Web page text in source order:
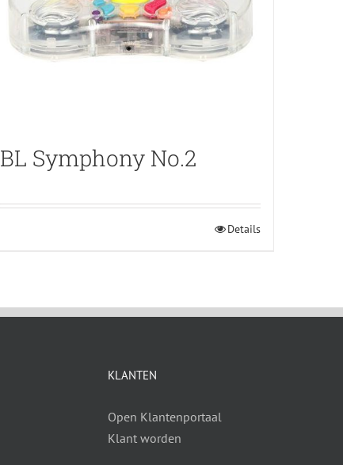
BL Symphony No.2
Details
KLANTEN
Open Klantenportaal
Klant worden